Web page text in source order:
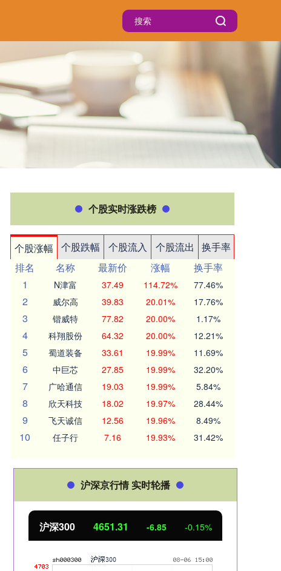
个股实时涨跌榜
个股涨幅 个股跌幅 个股流入 个股流出
换手率
排名
名称 最新价 涨幅
换手率
1
N津富 37.49 114.72% 77.46%
2 威尔高 39.83 20.01% 17.76%
3 锴威特 77.82 20.00% 1.17%
4 科翔股份 64.32 20.00% 12.21%
5 蜀道装备 33.61 19.99% 11.69%
6 中巨芯 27.85 19.99% 32.20%
7 广哈通信 19.03 19.99% 5.84%
8 欣天科技 18.02 19.97% 28.44%
9 飞天诚信 12.56 19.96% 8.49%
10 任子行 7.16 19.93% 31.42%
沪深京行情 实时轮播
沪深300 4651.31 -6.85 -0.15%